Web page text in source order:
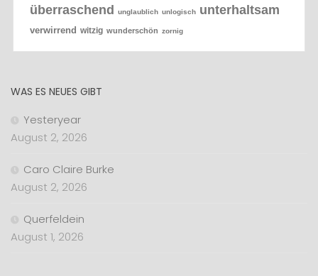
überraschend unglaublich unlogisch unterhaltsam
verwirrend witzig wunderschön zornig
WAS ES NEUES GIBT
Yesteryear
August 2, 2026
Caro Claire Burke
August 2, 2026
Querfeldein
August 1, 2026